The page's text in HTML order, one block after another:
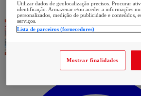
Utilizar dados de geolocalização precisos. Procurar
identificação. Armazenar e/ou aceder a informações
personalizados, medição de publicidade e conteúdos,
serviços.
Lista de parceiros (fornecedores)
Mostrar finalidades